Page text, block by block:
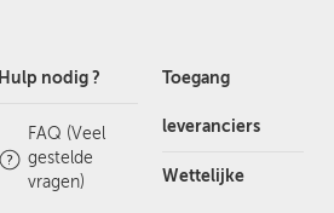
Hulp nodig ?
FAQ (Veel
gestelde
vragen)
Toegang
leveranciers
Wettelijke